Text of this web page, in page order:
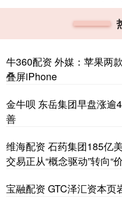
牛360配资 外媒：苹果两
叠屏iPhone
金牛呗 东岳集团早盘涨逾
善
维海配资 石药集团185亿
交易正从“概念驱动”转向“
宝融配资 GTC泽汇资本